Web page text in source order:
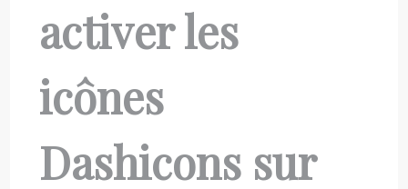
activer les
icônes
Dashicons sur